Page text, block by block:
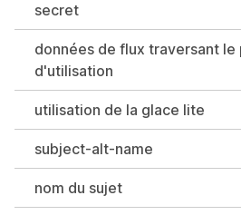
secret
données de flux traversant le
d'utilisation
utilisation de la glace lite
subject-alt-name
nom du sujet